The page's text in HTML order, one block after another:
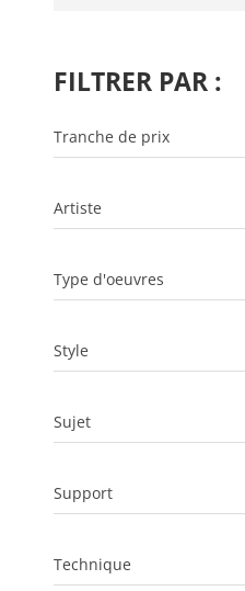
FILTRER PAR :
Tranche de prix
Artiste
Type d'oeuvres
Style
Sujet
Support
Technique